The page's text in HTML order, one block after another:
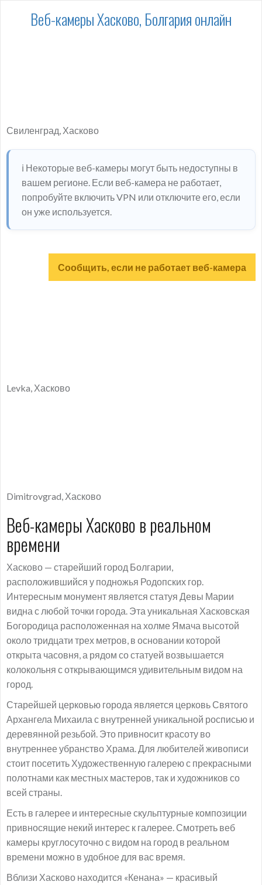
Веб-камеры Хасково, Болгария онлайн
Свиленград, Хасково
ℹ️ Некоторые веб-камеры могут быть недоступны в
вашем регионе. Если веб-камера не работает,
попробуйте включить VPN или отключите его, если
он уже используется.
Сообщить, если не работает веб-камера
Levka, Хасково
Dimitrovgrad, Хасково
Веб-камеры Хасково в реальном
времени
Хасково — старейший город Болгарии,
расположившийся у подножья Родопских гор.
Интересным монумент является статуя Девы Марии
видна с любой точки города. Эта уникальная Хасковская
Богородица расположенная на холме Ямача высотой
около тридцати трех метров, в основании которой
открыта часовня, а рядом со статуей возвышается
колокольня с открывающимся удивительным видом на
город.
Старейшей церковью города является церковь Святого
Архангела Михаила с внутренней уникальной росписью и
деревянной резьбой. Это привносит красоту во
внутреннее убранство Храма. Для любителей живописи
стоит посетить Художественную галерею с прекрасными
полотнами как местных мастеров, так и художников со
всей страны.
Есть в галерее и интересные скульптурные композиции
привносящие некий интерес к галерее. Смотреть веб
камеры круглосуточно с видом на город в реальном
времени можно в удобное для вас время.
Вблизи Хасково находится «Кенана» — красивый